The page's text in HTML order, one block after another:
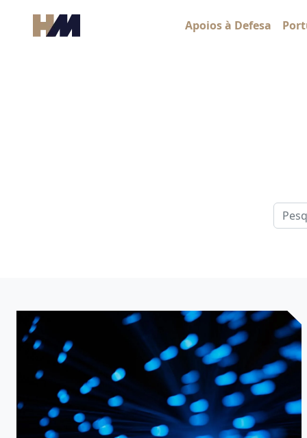
Main Navigation Apoios à Defesa